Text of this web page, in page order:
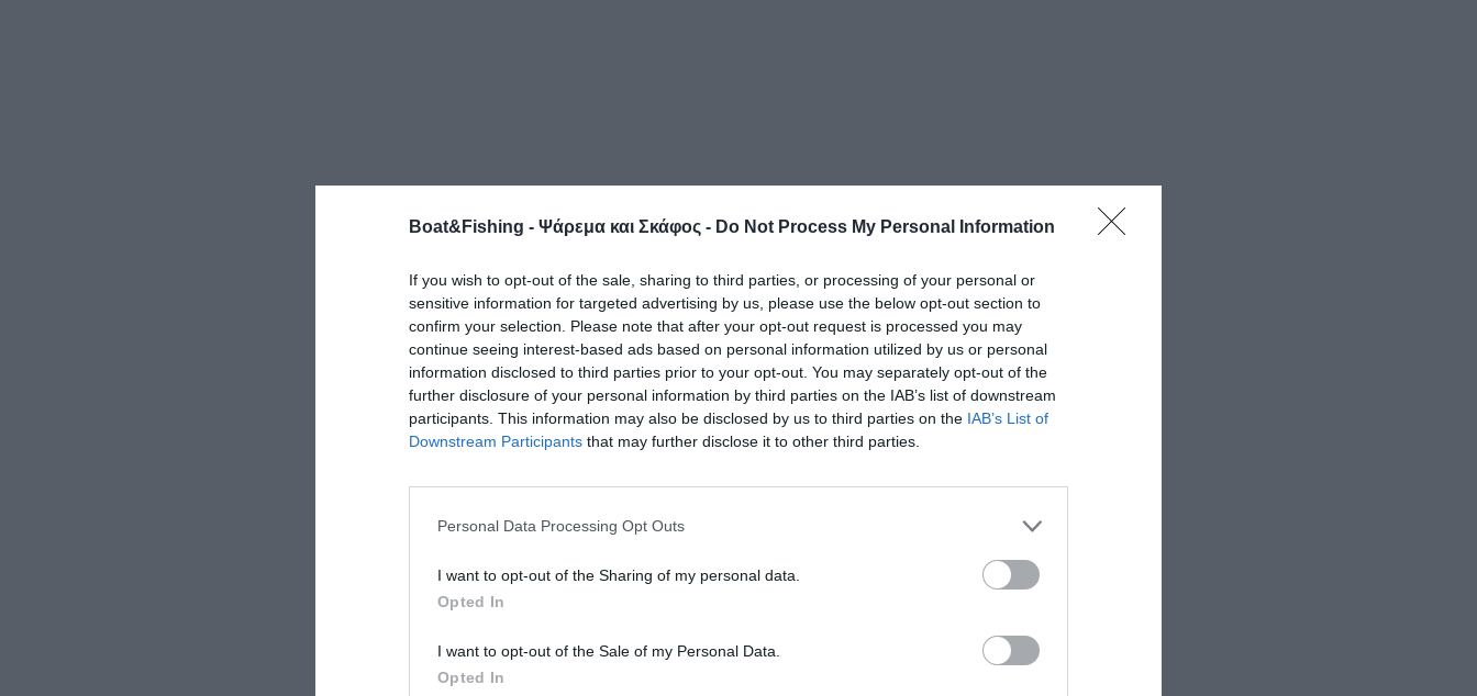
Boat&Fishing - Ψάρεμα και Σκάφος - Do Not Process My Personal Information
If you wish to opt-out of the sale, sharing to third parties, or processing of your personal or
sensitive information for targeted advertising by us, please use the below opt-out section to
confirm your selection. Please note that after your opt-out request is processed you may
continue seeing interest-based ads based on personal information utilized by us or personal
information disclosed to third parties prior to your opt-out. You may separately opt-out of the
further disclosure of your personal information by third parties on the IAB’s list of downstream
participants. This information may also be disclosed by us to third parties on the IAB’s List of
Downstream Participants that may further disclose it to other third parties.
Personal Data Processing Opt Outs
I want to opt-out of the Sharing of my personal data.
Opted In
I want to opt-out of the Sale of my Personal Data.
Opted In